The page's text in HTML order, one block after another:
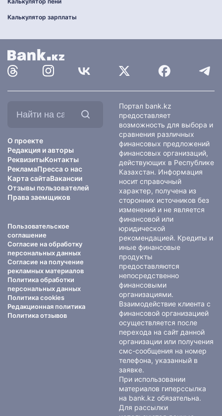
Калькулятор зарплаты
О проекте
Редакция и авторы
РеквизитыКонтакты
РекламаПресса о нас
Карта сайтаВакансии
Отзывы пользователей
Права заемщиков
Пользовательское
соглашение
Согласие на обработку
персональных данных
Согласие на получение
рекламных материалов
Политика обработки
персональных данных
Политика cookies
Редакционная политика
Политика отзывов
Портал bank.kz
предоставляет
возможность для выбора и
сравнения различных
финансовых предложений
финансовых организаций,
действующих в Республике
Казахстан. Информация
носит справочный
характер, получена из
сторонних источников без
изменений и не является
финансовой или
юридической
рекомендацией. Кредиты и
иные финансовые
продукты
предоставляются
непосредственно
финансовыми
организациями.
Взаимодействие клиента с
финансовой организацией
осуществляется после
перехода на сайт данной
организации или получения
смс-сообщения на номер
телефона, указанный в
заявке.
При использовании
материалов гиперссылка
на bank.kz обязательна.
Для рассылки